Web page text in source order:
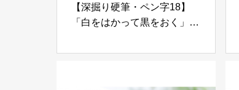
【深掘り硬筆・ペン字18】
「白をはかって黒をおく」硬
を理解することが最重要